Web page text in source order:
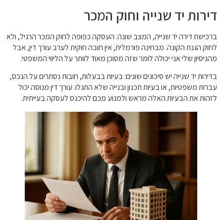
דירות יד שנייה וחוק המכר
ברכישת דירה יד שנייה, המצב שונה. העסקה כפופה לחוק המכר הרגיל, ולא
לחוק הגנת הקונה. מבחינה פורמלית, אין חובה חוקית לערב עורך דין, אבל
מהניסיון שלי אני יכולה לומר שזה מסוכן מאוד לוותר על הליווי המשפטי.
בדירות יד שנייה יש סיכונים שונים: בעיות בבעלות, חובות נסתרים על הנכס,
עברות משפטיות, או בעיות תכנון ובנייה שלא התגלו. עורך דין מנוסה יכול
לזהות את הבעיות האלה מראש ולמנוע מכם להיכנס לעסקה בעייתית.